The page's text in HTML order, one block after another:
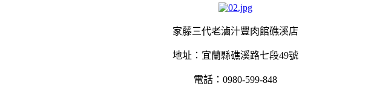
家藤三代老滷汁豐肉館礁溪店
地址：宜蘭縣礁溪路七段49號
電話：0980-599-848